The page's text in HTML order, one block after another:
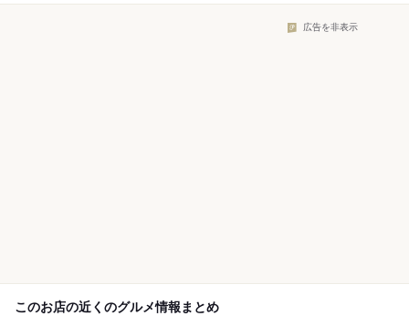
広告を非表示
このお店の近くのグルメ情報まとめ